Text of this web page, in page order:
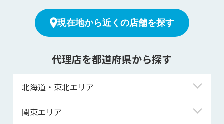
現在地から近くの店舗を探す
代理店を都道府県から探す
北海道・東北エリア
北海道
関東エリア